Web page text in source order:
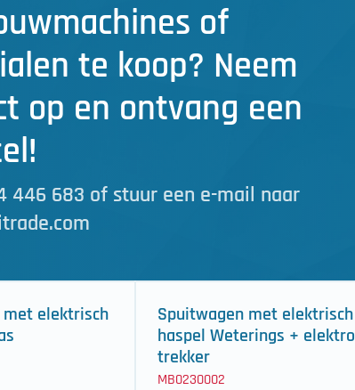
of
te koop? Neem
op en ontvang een
446 683 of stuur een e-mail naar
elektrisch
Spuitwagen met elektrisch
haspel Weterings + elektro
trekker
MB0230002